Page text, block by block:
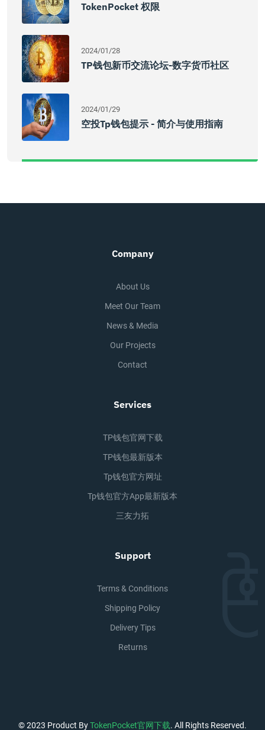
TokenPocket 权限
2024/01/28
TP钱包新币交流论坛-数字货币社区
2024/01/29
空投tp钱包提示 - 简介与使用指南
Company
About Us
Meet Our Team
News & Media
Our Projects
Contact
Services
TP钱包官网下载
TP钱包最新版本
Tp钱包官方网址
Tp钱包官方app最新版本
三友力拓
Support
Terms & Conditions
Shipping Policy
Delivery Tips
Returns
© 2023 Product ByTokenPocket官网下载. All Rights Reserved.